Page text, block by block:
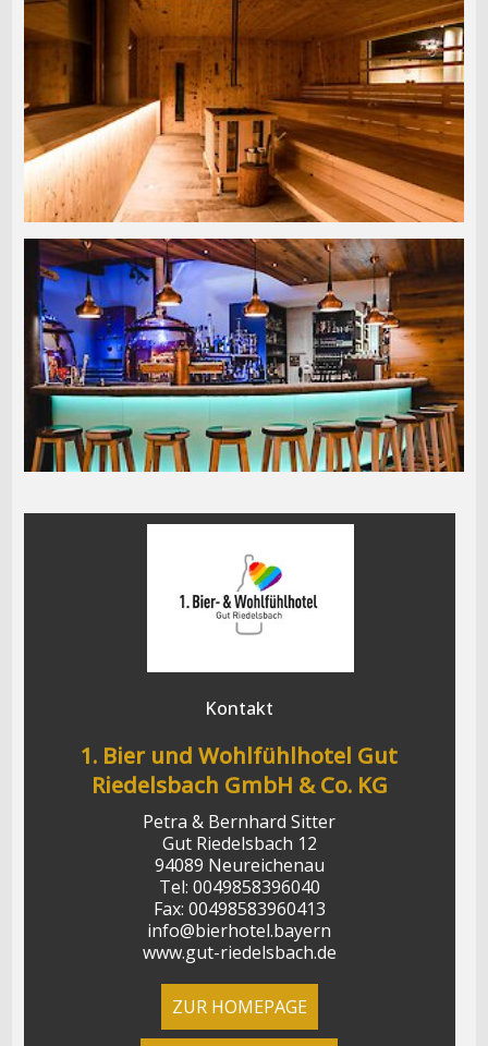
Kontakt
1. Bier und Wohlfühlhotel Gut
Riedelsbach GmbH & Co. KG
Petra & Bernhard Sitter
Gut Riedelsbach 12
94089 Neureichenau
Tel: 0049858396040
Fax: 00498583960413
info@bierhotel.bayern
www.gut-riedelsbach.de
ZUR HOMEPAGE